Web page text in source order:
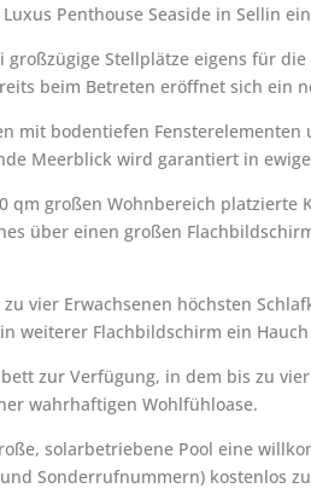
Penthouse Seaside in Sellin
Stellplätze eigens für
beim Betreten eröffnet sich ein
mit bodentiefen
Meerblick wird garantiert in
qm großen Wohnbereich
über einen großen
vier Erwachsenen höchsten
weiterer Flachbildschirm ein
zur Verfügung, in dem bis zu
wahrhaftigen Wohlfühloase.
solarbetriebene Pool eine
Sonderrufnummern) kostenlos